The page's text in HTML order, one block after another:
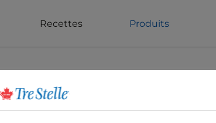
Recettes Produits